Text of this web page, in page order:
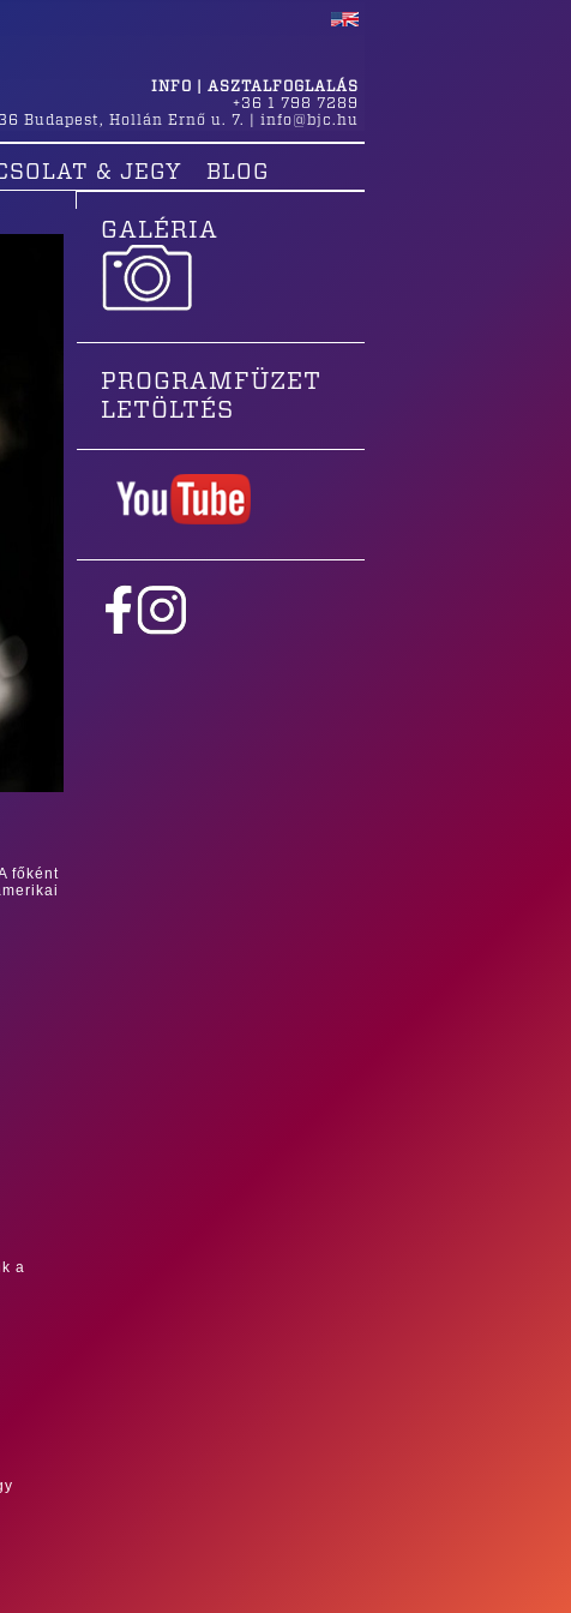
INFO | ASZTALFOGLALÁS
+36 1 798 7289
Budapest , Hollán Ernő u. 7. info@bjc.hu
& JEGY BLOG
főként
a
GALÉRIA
PROGRAMFÜZET
LETÖLTÉS